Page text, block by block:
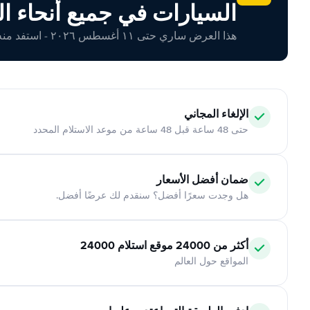
السيارات في جميع أنحاء
هذا العرض ساري حتى ١١ أغسطس ٢٠٢٦ - استفد منه اليوم!
الإلغاء المجاني
حتى 48 ساعة قبل 48 ساعة من موعد الاستلام المحدد
ضمان أفضل الأسعار
هل وجدت سعرًا أفضل؟ سنقدم لك عرضًا أفضل.
أكثر من 24000 موقع استلام 24000
المواقع حول العالم